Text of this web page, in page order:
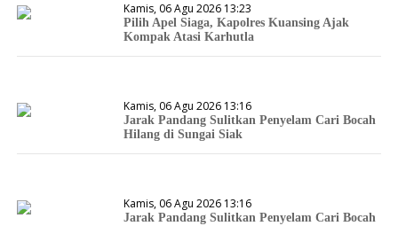
Kamis, 06 Agu 2026 13:23
Pilih Apel Siaga, Kapolres Kuansing Ajak
Kompak Atasi Karhutla
Kamis, 06 Agu 2026 13:16
Jarak Pandang Sulitkan Penyelam Cari Bocah
Hilang di Sungai Siak
Kamis, 06 Agu 2026 13:16
Jarak Pandang Sulitkan Penyelam Cari Bocah